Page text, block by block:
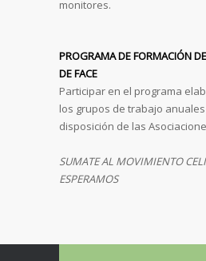
monitores.
PROGRAMA DE FORMACIÓN
DE FACE
Participar en el programa
los grupos de trabajo
disposición de las
SUMATE AL MOVIMIENTO
ESPERAMOS